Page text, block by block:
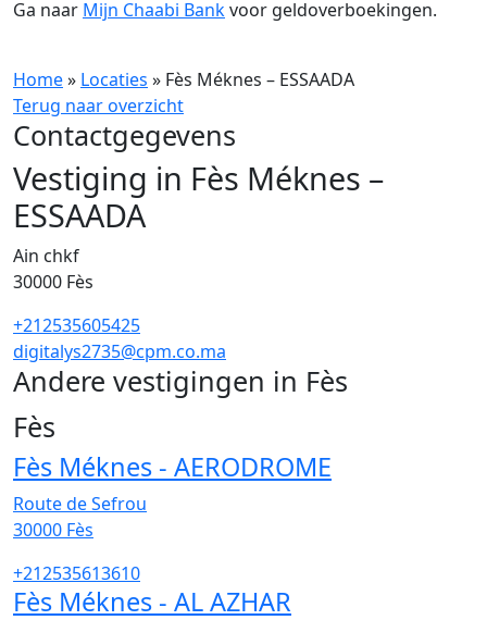
Ga naar Mijn Chaabi Bankvoor geldoverboekingen.
Home» Locaties » Fès Méknes – ESSAADA
Terug naar overzicht
Contactgegevens
Vestiging in Fès Méknes –
ESSAADA
Ain chkf
30000 Fès
+212535605425
digitalys2735@cpm.co.ma
Andere vestigingen in Fès
Fès
Fès Méknes - AERODROME
Route de Sefrou
30000 Fès
+212535613610
Fès Méknes - AL AZHAR